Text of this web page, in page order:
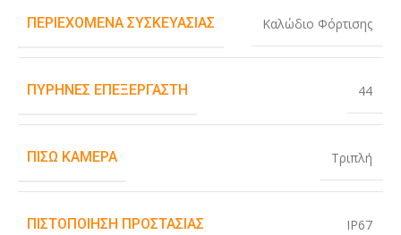
ΠΕΡΙΕΧΌΜΕΝΑ ΣΥΣΚΕΥΑΣΊΑΣ Καλώδιο Φόρτισης
ΠΥΡΉΝΕΣ ΕΠΕΞΕΡΓΑΣΤΉ 44
ΠΊΣΩ ΚΆΜΕΡΑ Τριπλή
ΠΙΣΤΟΠΟΊΗΣΗ ΠΡΟΣΤΑΣΊΑΣ IP67